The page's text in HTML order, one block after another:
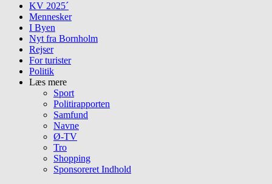
KV 2025´
Mennesker
I Byen
Nyt fra Bornholm
Rejser
For turister
Politik
Læs mere
Sport
Politirapporten
Samfund
Navne
Ø-TV
Tro
Shopping
Sponsoreret Indhold